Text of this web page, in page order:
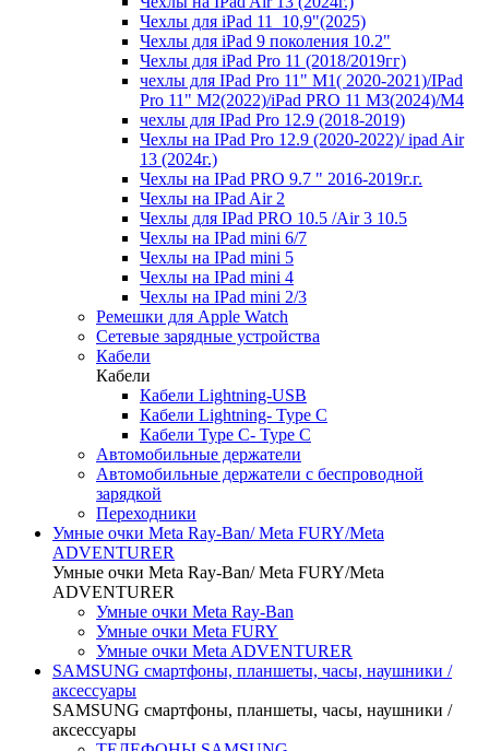
Чехлы для iPad 11_10,9"(2025)
Чехлы для iPad 9 поколения 10.2"
Чехлы для iPad Pro 11 (2018/2019гг)
чехлы для IPad Pro 11" М1( 2020-2021)/IPad
Pro 11" М2(2022)/iPad PRO 11 M3(2024)/M4
чехлы для IPad Pro 12.9 (2018-2019)
Чехлы на IPad Pro 12.9 (2020-2022)/ ipad Air
13 (2024г.)
Чехлы на IPad PRO 9.7 " 2016-2019г.г.
Чехлы на IPad Air 2
Чехлы для IPad PRO 10.5 /Air 3 10.5
Чехлы на IPad mini 6/7
Чехлы на IPad mini 5
Чехлы на IPad mini 4
Чехлы на IPad mini 2/3
Ремешки для Apple Watch
Сетевые зарядные устройства
Кабели
Кабели
Кабели Lightning-USB
Кабели Lightning- Type C
Кабели Type C- Type C
Автомобильные держатели
Автомобильные держатели с беспроводной
зарядкой
Переходники
Умные очки Meta Ray-Ban/ Meta FURY/Meta
ADVENTURER
Умные очки Meta Ray-Ban/ Meta FURY/Meta
ADVENTURER
Умные очки Meta Ray-Ban
Умные очки Meta FURY
Умные очки Meta ADVENTURER
SAMSUNG cмартфоны, планшеты, часы, наушники /
аксессуары
SAMSUNG cмартфоны, планшеты, часы, наушники /
аксессуары